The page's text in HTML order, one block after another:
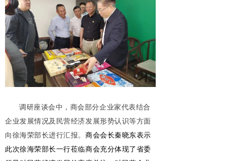
调研座谈会中，商会部分企业家代表结合
企业发展情况及民营经济发展形势认识等方面
向徐海荣部长进行汇报。 商会会长秦晓东表示
此次徐海荣部长一行莅临商会充分体现了省委